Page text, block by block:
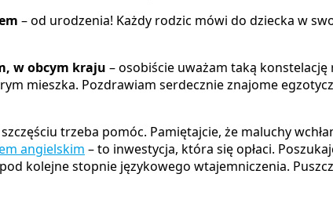
– od urodzenia! Każdy rodzic mówi do dziecka w
w obcym kraju – osobiście uważam taką
mieszka. Pozdrawiam serdecznie znajome
trzeba pomóc. Pamiętajcie, że maluchy
angielskim – to inwestycja, która się opłaci.
kolejne stopnie językowego wtajemniczenia.